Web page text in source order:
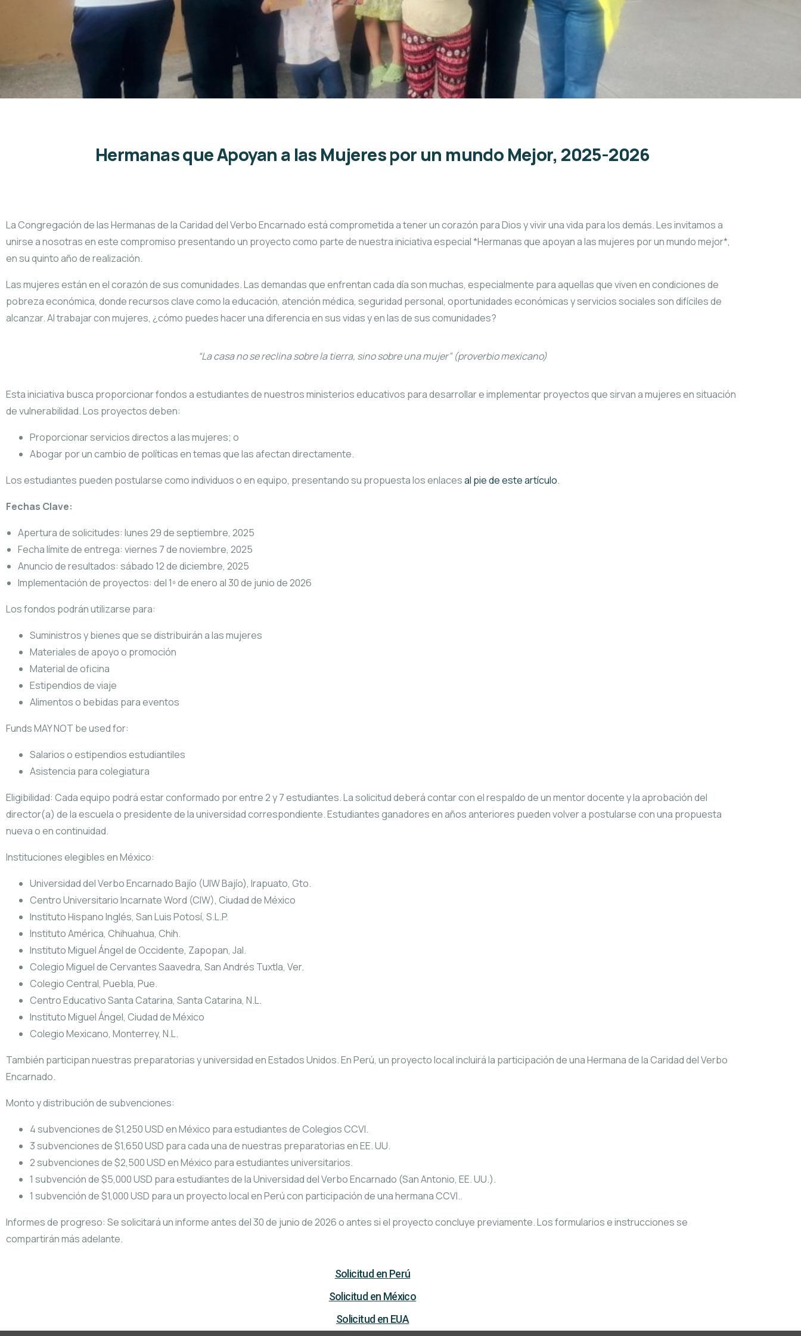
Hermanas que Apoyan a las Mujeres por un mundo Mejor, 2025-2026
La Congregación de las Hermanas de la Caridad del Verbo Encarnado está comprometida a tener un corazón para Dios y vivir una vida para los demás. Les invitamos a
unirse a nosotras en este compromiso presentando un proyecto como parte de nuestra iniciativa especial *Hermanas que apoyan a las mujeres por un mundo mejor*,
en su quinto año de realización.
Las mujeres están en el corazón de sus comunidades. Las demandas que enfrentan cada día son muchas, especialmente para aquellas que viven en condiciones de
pobreza económica, donde recursos clave como la educación, atención médica, seguridad personal, oportunidades económicas y servicios sociales son difíciles de
alcanzar. Al trabajar con mujeres, ¿cómo puedes hacer una diferencia en sus vidas y en las de sus comunidades?
“La casa no se reclina sobre la tierra, sino sobre una mujer” (proverbio mexicano)
Esta iniciativa busca proporcionar fondos a estudiantes de nuestros ministerios educativos para desarrollar e implementar proyectos que sirvan a mujeres en situación
de vulnerabilidad. Los proyectos deben:
Proporcionar servicios directos a las mujeres; o
Abogar por un cambio de políticas en temas que las afectan directamente.
Los estudiantes pueden postularse como individuos o en equipo, presentando su propuesta los enlacesal pie de este artículo.
Fechas Clave:
Apertura de solicitudes: lunes 29 de septiembre, 2025
Fecha límite de entrega: viernes 7 de noviembre, 2025
Anuncio de resultados: sábado 12 de diciembre, 2025
Implementación de proyectos: del 1º de enero al 30 de junio de 2026
Los fondos podrán utilizarse para:
Suministros y bienes que se distribuirán a las mujeres
Materiales de apoyo o promoción
Material de oficina
Estipendios de viaje
Alimentos o bebidas para eventos
Funds MAY NOT be used for:
Salarios o estipendios estudiantiles
Asistencia para colegiatura
Eligibilidad: Cada equipo podrá estar conformado por entre 2 y 7 estudiantes. La solicitud deberá contar con el respaldo de un mentor docente y la aprobación del
director(a) de la escuela o presidente de la universidad correspondiente. Estudiantes ganadores en años anteriores pueden volver a postularse con una propuesta
nueva o en continuidad.
Instituciones elegibles en México:
Universidad del Verbo Encarnado Bajío (UIW Bajío), Irapuato, Gto.
Centro Universitario Incarnate Word (CIW), Ciudad de México
Instituto Hispano Inglés, San Luis Potosí, S.L.P.
Instituto América, Chihuahua, Chih.
Instituto Miguel Ángel de Occidente, Zapopan, Jal.
Colegio Miguel de Cervantes Saavedra, San Andrés Tuxtla, Ver.
Colegio Central, Puebla, Pue.
Centro Educativo Santa Catarina, Santa Catarina, N.L.
Instituto Miguel Ángel, Ciudad de México
Colegio Mexicano, Monterrey, N.L.
También participan nuestras preparatorias y universidad en Estados Unidos. En Perú, un proyecto local incluirá la participación de una Hermana de la Caridad del Verbo
Encarnado.
Monto y distribución de subvenciones:
4 subvenciones de $1,250 USD en México para estudiantes de Colegios CCVI.
3 subvenciones de $1,650 USD para cada una de nuestras preparatorias en EE. UU.
2 subvenciones de $2,500 USD en México para estudiantes universitarios.
1 subvención de $5,000 USD para estudiantes de la Universidad del Verbo Encarnado (San Antonio, EE. UU.).
1 subvención de $1,000 USD para un proyecto local en Perú con participación de una hermana CCVI..
Informes de progreso: Se solicitará un informe antes del 30 de junio de 2026 o antes si el proyecto concluye previamente. Los formularios e instrucciones se
compartirán más adelante.
Solicitud en Perú
Solicitud en México
Solicitud en EUA